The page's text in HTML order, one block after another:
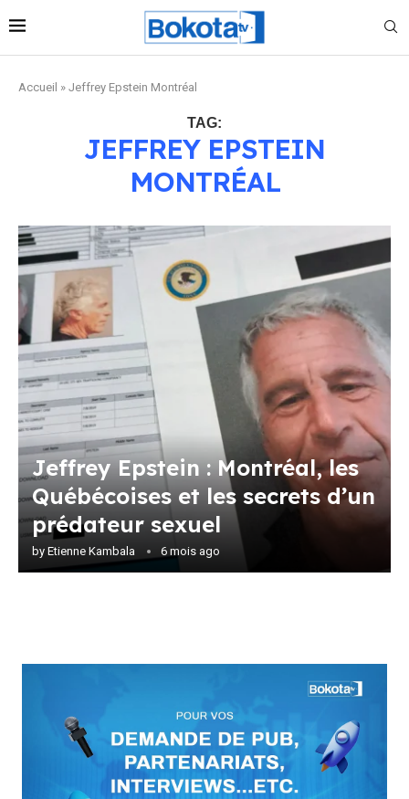
Accueil » Jeffrey Epstein Montréal
TAG:
JEFFREY EPSTEIN
MONTRÉAL
Jeffrey Epstein : Montréal, les
Québécoises et les secrets d’un
prédateur sexuel
by Etienne Kambala 6 mois ago